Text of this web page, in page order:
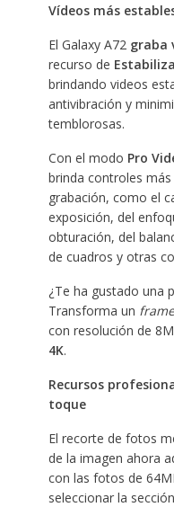
Vídeos más
El Galaxy A72 graba
recurso de
brindando videos
antivibración y
temblorosas.
Con el modo Pro
brinda controles
grabación, como el
exposición, del
obturación, del
de cuadros y otras
¿Te ha gustado una
Transforma un frame
con resolución de
4K.
Recursos
toque
El recorte de fotos
de la imagen ahora
con las fotos de
seleccionar la